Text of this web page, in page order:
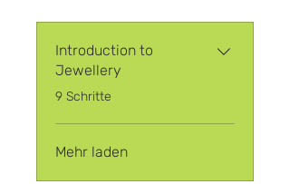
Introduction to
Jewellery
.9 Schritte
Mehr laden